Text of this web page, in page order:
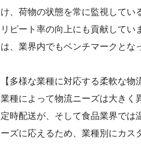
け、荷物の状態を常に監視してい
リピート率の向上にも貢献して
は、業界内でもベンチマークとな
【多様な業種に対応する柔軟な物
業種によって物流ニーズは大きく
定時配送が、そして食品業界では
ーズに応えるため、業種別にカス